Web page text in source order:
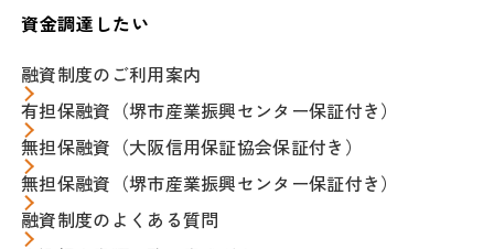
資金調達したい
融資制度のご利用案内
有担保融資（堺市産業振興センター保証付き）
無担保融資（大阪信用保証協会保証付き）
無担保融資（堺市産業振興センター保証付き）
融資制度のよくある質問